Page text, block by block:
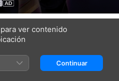
tu salón con apariciones
Lovato y Taylor Swift. Vive
con este trío multifacético y
fuera del escenario.
Concierto
ver contenido
Continuar